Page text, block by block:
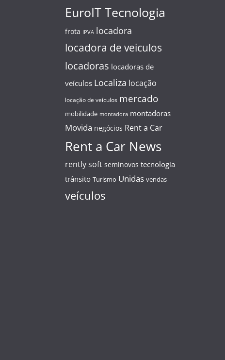
EuroIT Tecnologia
frota IPVA locadora
locadora de veiculos
locadoras locadoras de
veículos Localiza locação
locação de veículos mercado
mobilidade montadora montadoras
Movida negócios Rent a Car
Rent a Car News
rently soft seminovos tecnologia
trânsito Turismo Unidas vendas
veículos